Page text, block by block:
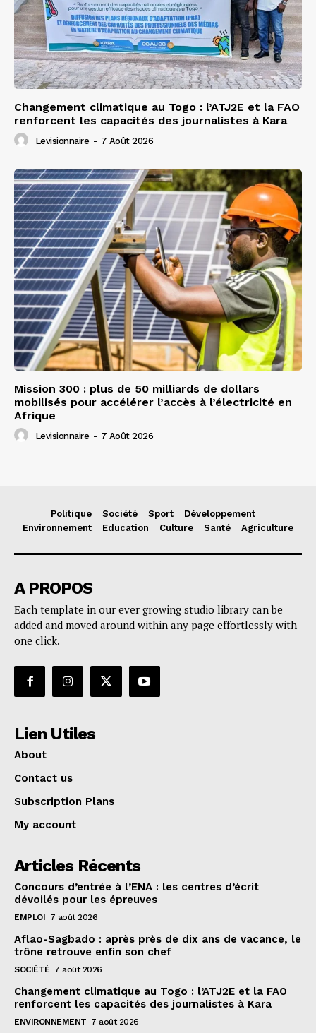
Changement climatique au Togo : l’ATJ2E et la FAO
renforcent les capacités des journalistes à Kara
Levisionnaire - 7 Août 2026
Mission 300 : plus de 50 milliards de dollars
mobilisés pour accélérer l’accès à l’électricité en
Afrique
Levisionnaire - 7 Août 2026
Politique Société Sport
Développement
Environnement
Education Culture Santé Agriculture
A PROPOS
Each template in our ever growing studio library can be
added and moved around within any page effortlessly with
one click.
Lien Utiles
About
Contact us
Subscription Plans
My account
Articles Récents
Concours d’entrée à l’ENA : les centres d’écrit
dévoilés pour les épreuves
EMPLOI 7 août 2026
Aflao-Sagbado : après près de dix ans de vacance, le
trône retrouve enfin son chef
SOCIÉTÉ 7 août 2026
Changement climatique au Togo : l’ATJ2E et la FAO
renforcent les capacités des journalistes à Kara
ENVIRONNEMENT 7 août 2026